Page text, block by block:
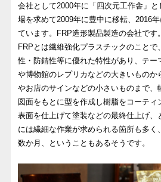
会社として2000年に「四次元工作舎」
場を求めて2009年に豊中に移転、2016
ています。FRP造形製品製造の会社です。
FRPとは繊維強化プラスチックのこと
性・防錆性等に優れた特性があり、テー
や博物館のレプリカなどの大きいものか
やお店のサインなどの小さいものまで、
図面をもとに型を作成し樹脂をコーティ
表面を仕上げて塗装などの最終仕上げ、
には繊細な作業が求められる箇所も多く
数か月、ということもあるそうです。